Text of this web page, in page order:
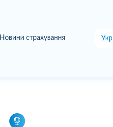
Новини страхування Укр